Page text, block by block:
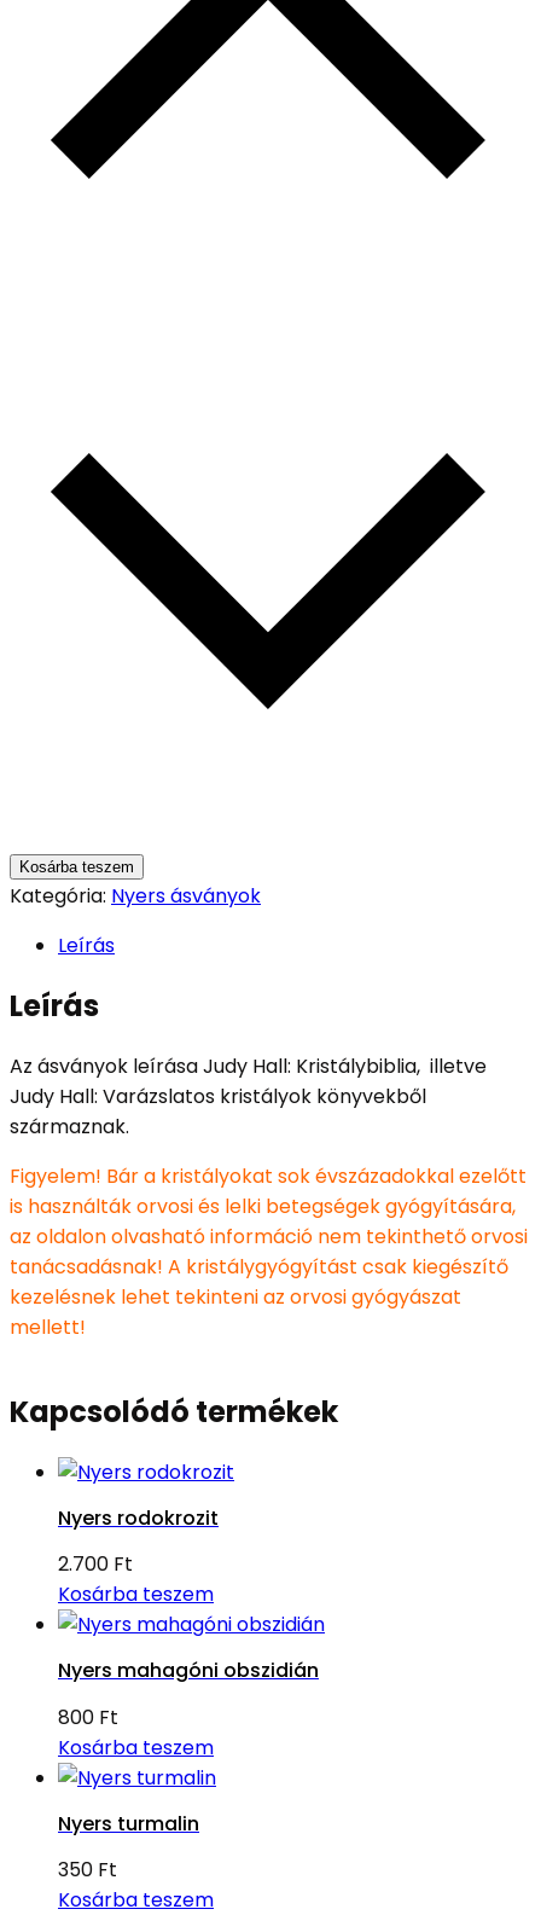
Kosárba teszem
Kategória: Nyers ásványok
Leírás
Leírás
Az ásványok leírása Judy Hall: Kristálybiblia, illetve
Judy Hall: Varázslatos kristályok könyvekből
származnak.
Figyelem! Bár a kristályokat sok évszázadokkal ezelőtt
is használták orvosi és lelki betegségek gyógyítására,
az oldalon olvasható információ nem tekinthető orvosi
tanácsadásnak! A kristálygyógyítást csak kiegészítő
kezelésnek lehet tekinteni az orvosi gyógyászat
mellett!
Kapcsolódó termékek
Nyers rodokrozit
2.700 Ft
Kosárba teszem
Nyers mahagóni obszidián
800 Ft
Kosárba teszem
Nyers turmalin
350 Ft
Kosárba teszem